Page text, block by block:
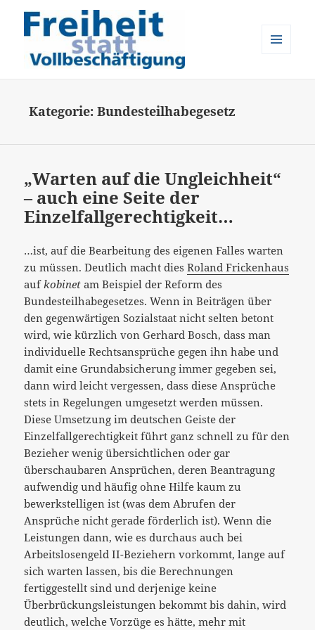
Kategorie:Bundesteilhabegesetz
„Warten auf die Ungleichheit“
– auch eine Seite der
Einzelfallgerechtigkeit…
…ist, auf die Bearbeitung des eigenen Falles warten
zu müssen. Deutlich macht diesRoland Frickenhaus
auf kobinet am Beispiel der Reform des
Bundesteilhabegesetzes. Wenn in Beiträgen über
den gegenwärtigen Sozialstaat nicht selten betont
wird, wie kürzlich von Gerhard Bosch, dass man
individuelle Rechtsansprüche gegen ihn habe und
damit eine Grundabsicherung immer gegeben sei,
dann wird leicht vergessen, dass diese Ansprüche
stets in Regelungen umgesetzt werden müssen.
Diese Umsetzung im deutschen Geiste der
Einzelfallgerechtigkeit führt ganz schnell zu für den
Bezieher wenig übersichtlichen oder gar
überschaubaren Ansprüchen, deren Beantragung
aufwendig und häufig ohne Hilfe kaum zu
bewerkstelligen ist (was dem Abrufen der
Ansprüche nicht gerade förderlich ist). Wenn die
Leistungen dann, wie es durchaus auch bei
Arbeitslosengeld II-Beziehern vorkommt, lange auf
sich warten lassen, bis die Berechnungen
fertiggestellt sind und derjenige keine
Überbrückungsleistungen bekommt bis dahin, wird
deutlich, welche Vorzüge es hätte, mehr mit